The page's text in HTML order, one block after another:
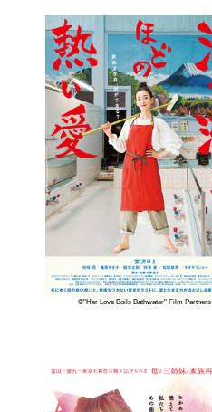
©"Her Love Boils Bathwater" Film Partners